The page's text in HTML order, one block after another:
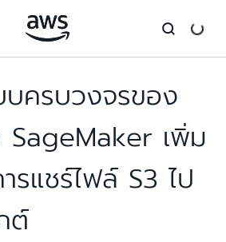
ครบวงจรของ
SageMaker เพิ่ม
รแชร์ไฟล์ S3 ไป
ต์